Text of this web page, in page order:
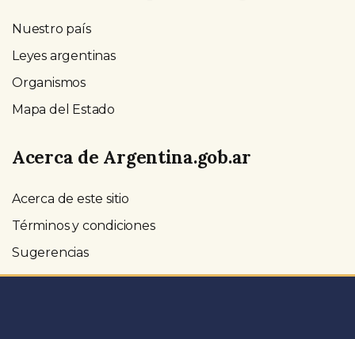
Nuestro país
Leyes argentinas
Organismos
Mapa del Estado
Acerca de Argentina.gob.ar
Acerca de este sitio
Términos y condiciones
Sugerencias